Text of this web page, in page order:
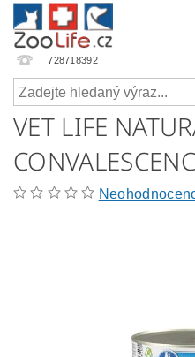
728718392
VET LIFE